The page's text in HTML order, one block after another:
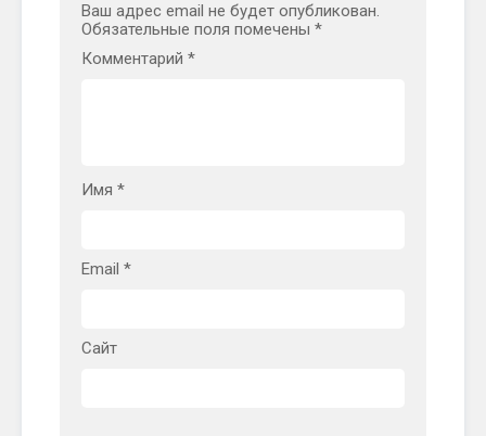
Ваш адрес email не будет опубликован.
Обязательные поля помечены *
Комментарий *
Имя *
Email *
Сайт